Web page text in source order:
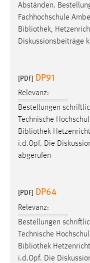
Abständen.
Fachhochschule
Bibliothek,
Diskussionsbeiträge
[PDF] DP91
Relevanz:
Bestellungen
Technische
Bibliothek
i.d.Opf. Die
abgerufen
[PDF] DP64
Relevanz:
Bestellungen
Technische
Bibliothek
i.d.Opf. Die